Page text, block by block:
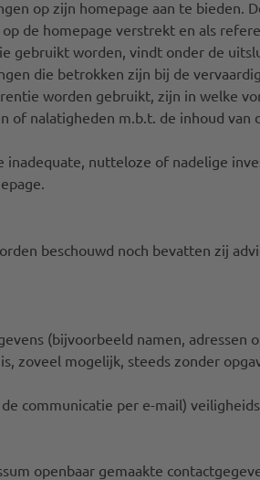
op zijn homepage aan te bieden.
de homepage verstrekt en als
gebruikt worden, vindt onder de
die betrokken zijn bij de
worden gebruikt, zijn in welke
nalatigheden m.b.t. de inhoud van
nutteloze of nadelige
beschouwd noch bevatten zij
(bijvoorbeeld namen,
zoveel mogelijk, steeds zonder
communicatie per e-mail)
openbaar gemaakte